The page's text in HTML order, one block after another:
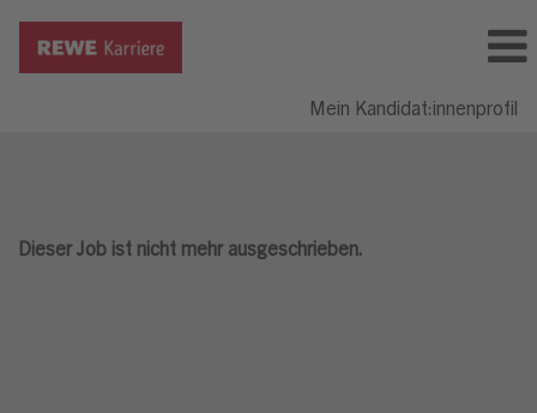
Mein Kandidat:innenprofil
Dieser Job ist nicht mehr ausgeschrieben.